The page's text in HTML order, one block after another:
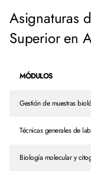
Asignaturas
Superior en
MÓDULOS
Gestión de muestras
Técnicas generales de
Biología molecular y